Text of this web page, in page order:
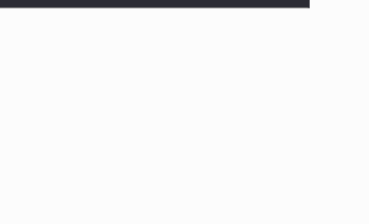
Mujer resulta lesionada tras